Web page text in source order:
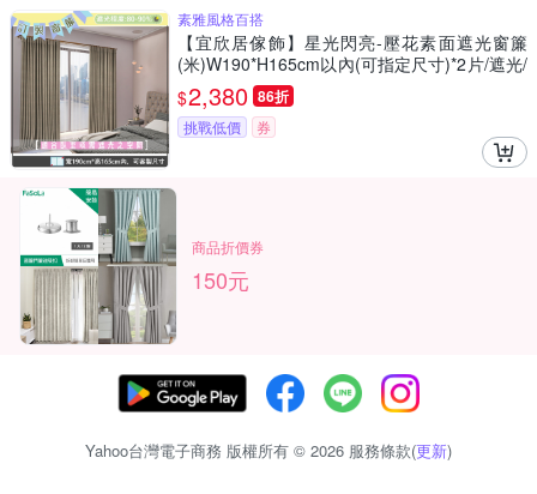
素雅風格百搭
【宜欣居傢飾】星光閃亮-壓花素面遮光窗簾
(米)W190*H165cm以內(可指定尺寸)*2片/遮光/
摺景/半腰/窗簾/台灣製MIT
$2,380 86折
挑戰低價 券
商品折價券
150元
Yahoo台灣電子商務 版權所有 © 2026 服務條款(更新)